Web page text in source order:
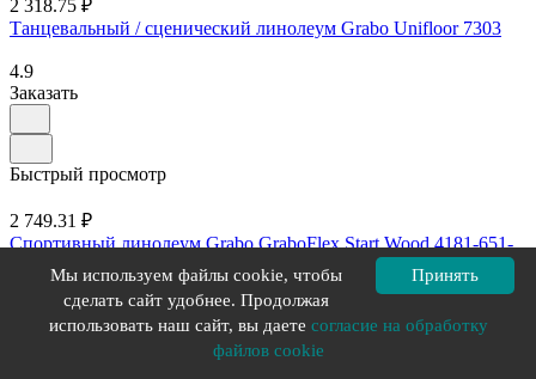
2 318.75 ₽
Танцевальный / сценический линолеум Grabo Unifloor 7303
4.9
Заказать
Быстрый просмотр
2 749.31 ₽
Спортивный линолеум Grabo GraboFlex Start Wood 4181-651-
Заказать
Принять
Мы используем файлы cookie, чтобы
сделать сайт удобнее. Продолжая
использовать наш сайт, вы даете согласие на обработку
файлов cookie